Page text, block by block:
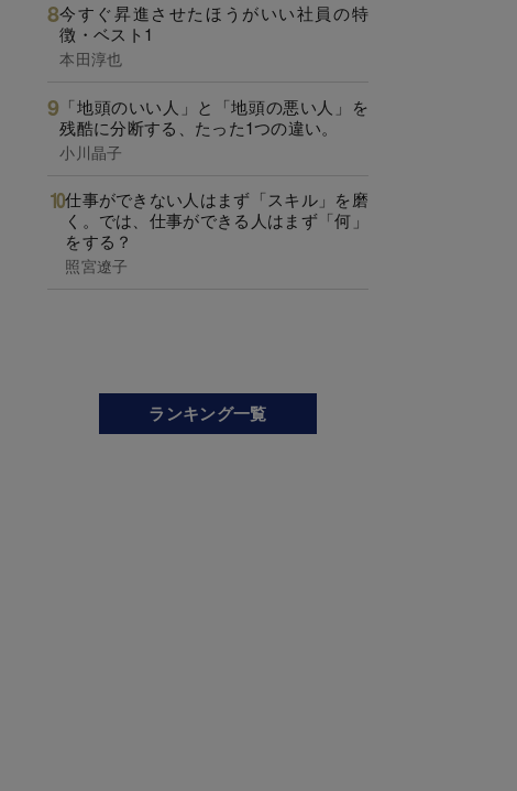
今すぐ昇進させたほうがいい社員の特
徴・ベスト1
本田淳也
「地頭のいい人」と「地頭の悪い人」を
残酷に分断する、たった1つの違い。
小川晶子
仕事ができない人はまず「スキル」を磨
く。では、仕事ができる人はまず「何」
をする？
照宮遼子
ランキング一覧